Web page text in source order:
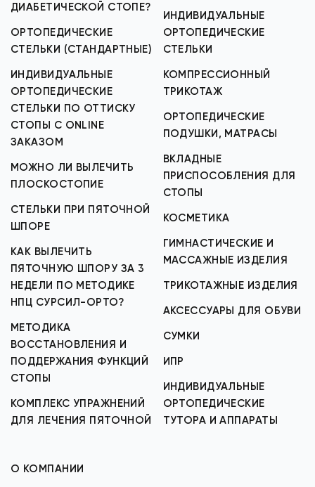
ДИАБЕТИЧЕСКОЙ СТОПЕ?
ОРТОПЕДИЧЕСКИЕ
СТЕЛЬКИ (СТАНДАРТНЫЕ)
ИНДИВИДУАЛЬНЫЕ
ОРТОПЕДИЧЕСКИЕ
СТЕЛЬКИ ПО ОТТИСКУ
СТОПЫ С ONLINE
ЗАКАЗОМ
МОЖНО ЛИ ВЫЛЕЧИТЬ
ПЛОСКОСТОПИЕ
СТЕЛЬКИ ПРИ ПЯТОЧНОЙ
ШПОРЕ
КАК ВЫЛЕЧИТЬ
ПЯТОЧНУЮ ШПОРУ ЗА 3
НЕДЕЛИ ПО МЕТОДИКЕ
НПЦ СУРСИЛ-ОРТО?
МЕТОДИКА
ВОССТАНОВЛЕНИЯ И
ПОДДЕРЖАНИЯ ФУНКЦИЙ
СТОПЫ
КОМПЛЕКС УПРАЖНЕНИЙ
ДЛЯ ЛЕЧЕНИЯ ПЯТОЧНОЙ
ИНДИВИДУАЛЬНЫЕ
ОРТОПЕДИЧЕСКИЕ
СТЕЛЬКИ
КОМПРЕССИОННЫЙ
ТРИКОТАЖ
ОРТОПЕДИЧЕСКИЕ
ПОДУШКИ, МАТРАСЫ
ВКЛАДНЫЕ
ПРИСПОСОБЛЕНИЯ ДЛЯ
СТОПЫ
КОСМЕТИКА
ГИМНАСТИЧЕСКИЕ И
МАССАЖНЫЕ ИЗДЕЛИЯ
ТРИКОТАЖНЫЕ ИЗДЕЛИЯ
АКСЕССУАРЫ ДЛЯ ОБУВИ
СУМКИ
ИПР
ИНДИВИДУАЛЬНЫЕ
ОРТОПЕДИЧЕСКИЕ
ТУТОРА И АППАРАТЫ
О КОМПАНИИ